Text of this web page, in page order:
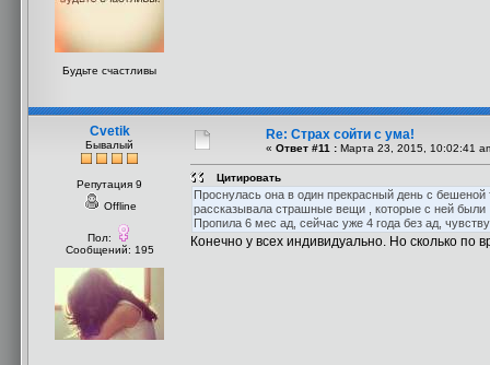
Будьте счастливы
Cvetik
Бывалый
Репутация 9
Offline
Пол:
Сообщений: 195
Re: Страх сойти с ума!
« Ответ #11 : Марта 23, 2015, 10:02:41
Цитировать
Проснулась она в один прекрасный день с бешеной
рассказывала страшные вещи , которые с ней были
Пропила 6 мес ад, сейчас уже 4 года без ад,
Конечно у всех индивидуально. Но сколько